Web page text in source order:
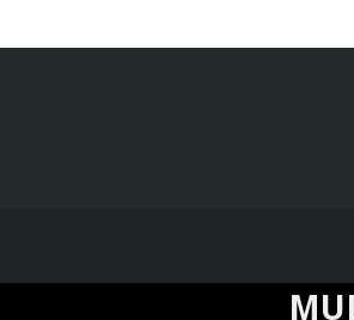
MULTA